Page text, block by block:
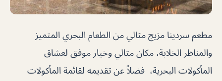
مطعم سردينا مزيج مثالي من الطعام البحري المتميز
والمناظر الخلابة، مكان مثالي وخيار موفق لعشاق
المأكولات البحرية، فضلاً عن تقديمه لقائمة المأكولات